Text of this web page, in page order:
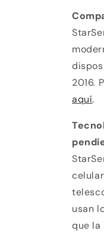
2016.
aquí.
usan
que la